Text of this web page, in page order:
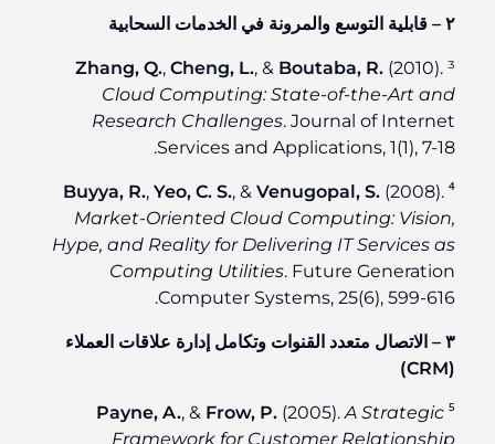
٢ – قابلية التوسع والمرونة في الخدمات السحابية
³
Zhang, Q., Cheng, L., & Boutaba, R. (2010).
Cloud Computing: State-of-the-Art and
Research Challenges. Journal of Internet
Services and Applications, 1(1), 7-18.
⁴
Buyya, R., Yeo, C. S., & Venugopal, S. (2008).
Market-Oriented Cloud Computing: Vision,
Hype, and Reality for Delivering IT Services as
Computing Utilities. Future Generation
Computer Systems, 25(6), 599-616.
٣ – الاتصال متعدد القنوات وتكامل إدارة علاقات العملاء
(CRM)
⁵
Payne, A., & Frow, P. (2005). A Strategic
Framework for Customer Relationship